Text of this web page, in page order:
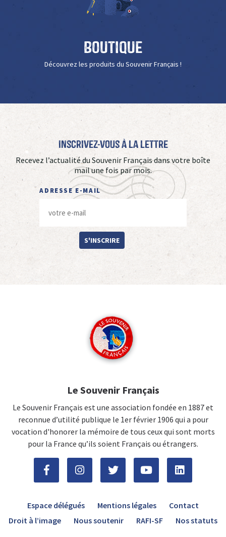
Boutique
Découvrez les produits du Souvenir Français !
Inscrivez-vous à La Lettre
Recevez l’actualité du Souvenir Français dans votre boîte
mail une fois par mois.
ADRESSE E-MAIL
S'INSCRIRE
Le Souvenir Français
Le Souvenir Français est une association fondée en 1887 et
reconnue d’utilité publique le 1er février 1906 qui a pour
vocation d'honorer la mémoire de tous ceux qui sont morts
pour la France qu’ils soient Français ou étrangers.
Espace délégués Mentions légales
Contact
Droit à l’image
Nous soutenir RAFI-SF Nos statuts